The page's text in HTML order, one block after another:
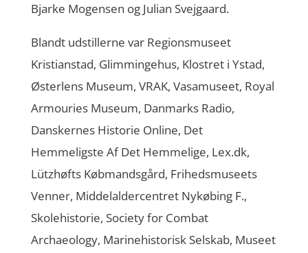
Bjarke Mogensen og Julian Svejgaard.
Blandt udstillerne var Regionsmuseet
Kristianstad, Glimmingehus, Klostret i Ystad,
Østerlens Museum, VRAK, Vasamuseet, Royal
Armouries Museum, Danmarks Radio,
Danskernes Historie Online, Det
Hemmeligste Af Det Hemmelige, Lex.dk,
Lützhøfts Købmandsgård, Frihedsmuseets
Venner, Middelaldercentret Nykøbing F.,
Skolehistorie, Society for Combat
Archaeology, Marinehistorisk Selskab, Museet